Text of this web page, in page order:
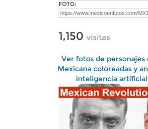
FOTO:
1,150 visitas
Ver fotos de personajes
Mexicana coloreadas y
inteligencia